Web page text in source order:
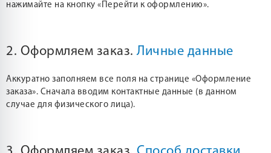
нажимайте на кнопку «Перейти к оформлению».
2. Оформляем заказ. Личные данные
Аккуратно заполняем все поля на странице «Оформление
заказа». Сначала вводим контактные данные (в данном
случае для физического лица).